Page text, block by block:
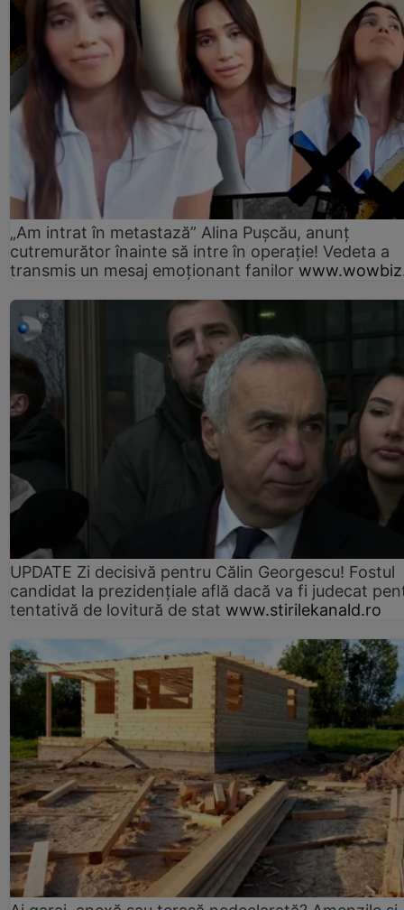
„Am intrat în metastază” Alina Pușcău, anunț
cutremurător înainte să intre în operație! Vedeta a
transmis un mesaj emoționant fanilor
UPDATE Zi decisivă pentru Călin Georgescu! Fostul
candidat la prezidențiale află dacă va fi judecat
tentativă de lovitură de stat www.stirilekanald.ro